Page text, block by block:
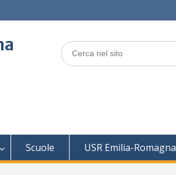
Search
for:
Scuole USR Emilia-Romagna